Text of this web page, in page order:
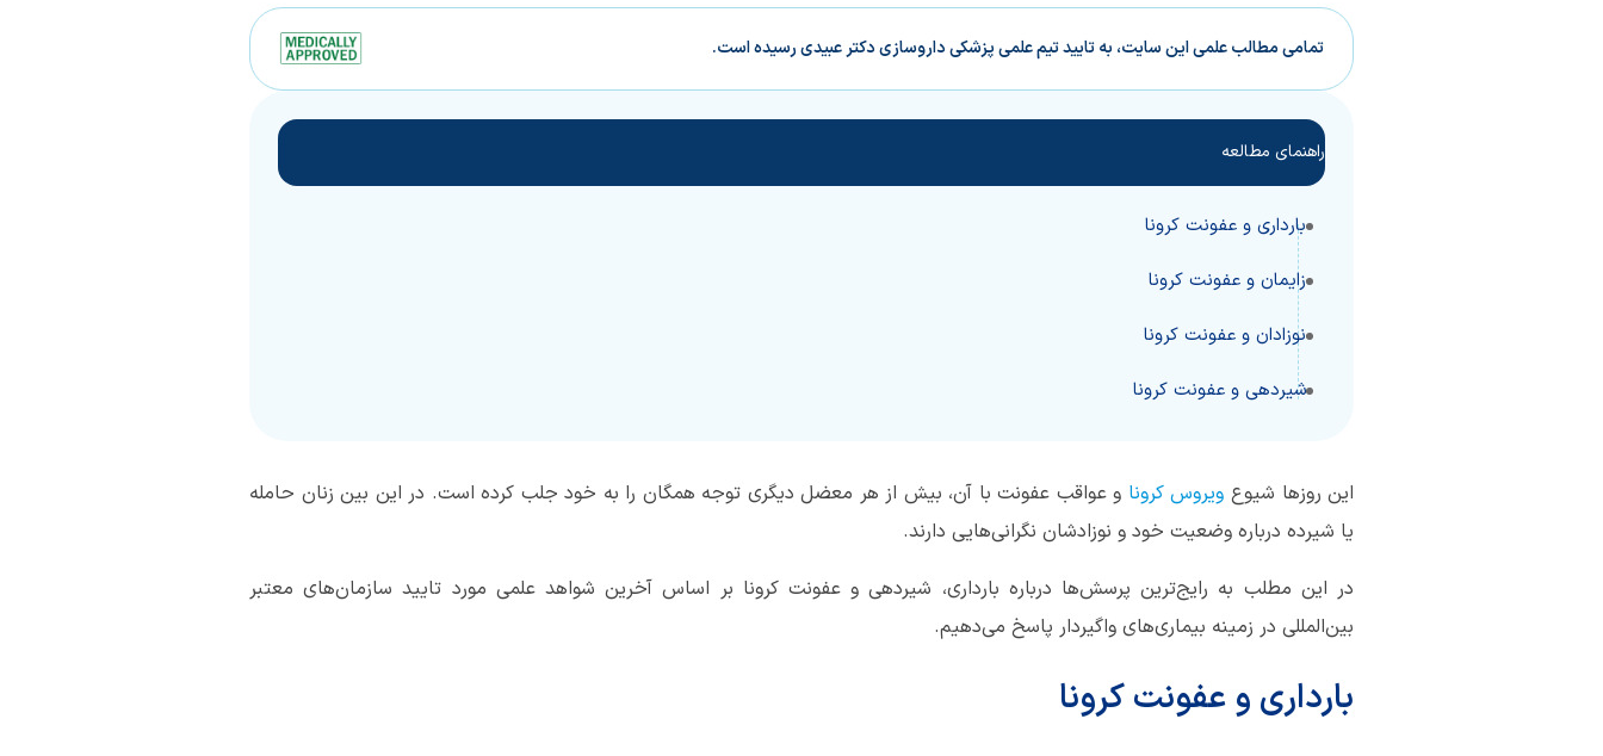
تمامی مطالب علمی این سایت، به تایید تیم علمی پزشکی داروسازی دکتر عبیدی رسیده است.
راهنمای مطالعه
بارداری و عفونت کرونا
زایمان و عفونت کرونا
نوزادان و عفونت کرونا
شیردهی و عفونت کرونا
این روزها شیوع ویروس کرونا و عواقب عفونت با آن، بیش از هر معضل دیگری توجه همگان را به خود جلب کرده است. در این بین زنان حامله
یا شیرده درباره وضعیت خود و نوزادشان نگرانی‌هایی دارند.
در این مطلب به رایج‌ترین پرسش‌ها درباره بارداری، شیردهی و عفونت کرونا بر اساس آخرین شواهد علمی مورد تایید سازمان‌های معتبر
بین‌المللی در زمینه بیماری‌های واگیردار پاسخ می‌دهیم.
بارداری و عفونت کرونا